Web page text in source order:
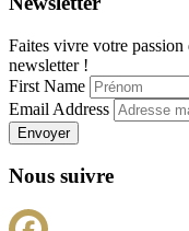
Faites vivre votre
newsletter !
First Name
Email Address
Envoyer
Nous suivre